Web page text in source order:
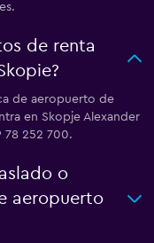
de renta
de aeropuerto de
en Skopje Alexander
78 252 700.
o
aeropuerto